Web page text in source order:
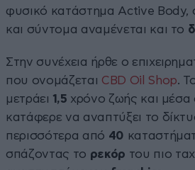
φυσικό κατάστημα Active Body,
και σύντομα αναμένεται και το
Στην συνέχεια ήρθε ο
που ονομάζεται CBD Oil Shop.
μετράει 1,5 χρόνο ζωής και μέσα
κατάφερε να αναπτύξει το
περισσότερα από 40
σπάζοντας το ρεκόρ του πιο